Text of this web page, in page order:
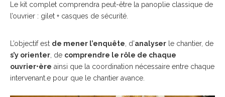
Le kit complet comprendra peut-être la panoplie classique de
l’ouvrier : gilet + casques de sécurité.
L’objectif est de mener l’enquête , d’analyser le chantier, de
s’y orienter , de comprendre le rôle de chaque
ouvrier•ère ainsi que la coordination nécessaire entre chaque
intervenant.e pour que le chantier avance.